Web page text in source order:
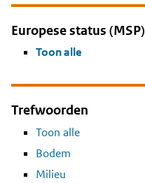
Europese status (MSP)
Toon alle
Trefwoorden
Toon alle
Bodem
Milieu